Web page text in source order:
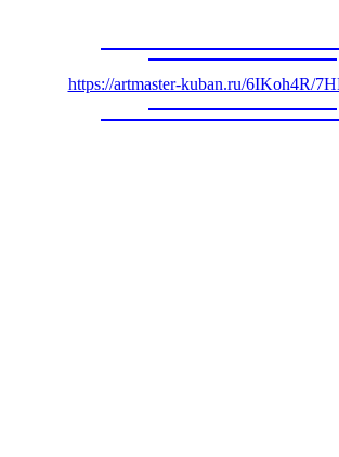
https://artmaster-kuban.ru/6IKoh4R/